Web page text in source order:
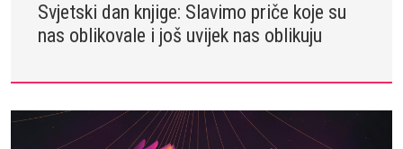
Svjetski dan knjige: Slavimo priče koje su
nas oblikovale i još uvijek nas oblikuju